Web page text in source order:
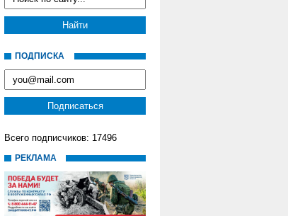
ПОДПИСКА
Всего подписчиков: 17496
РЕКЛАМА